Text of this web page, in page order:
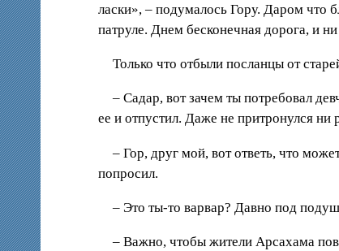
ласки», – подумалось Гору. Даром что
патруле. Днем бесконечная дорога, и
Только что отбыли посланцы от
– Садар, вот зачем ты потребовал
ее и отпустил. Даже не притронулся ни
– Гор, друг мой, вот ответь, что
попросил.
– Это ты-то варвар? Давно под
– Важно, чтобы жители Арсахама